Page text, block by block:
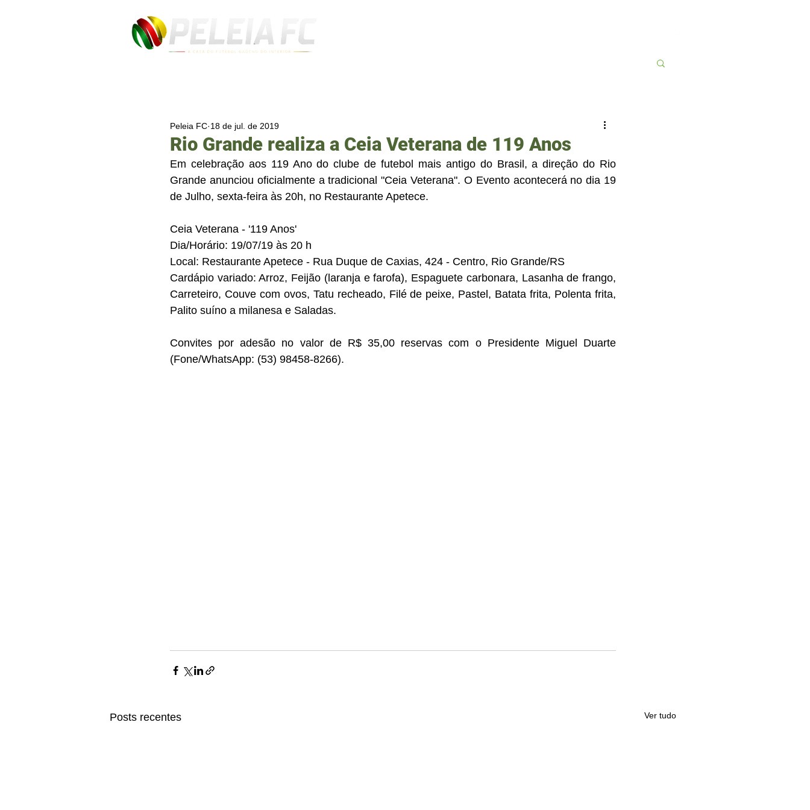
Rio Grande realiza a Ceia Veterana de 119 Anos
Peleia FC 18 de jul. de 2019
Em celebração aos 119 Ano do clube de futebol mais antigo do Brasil, a direção do Rio
Grande anunciou oficialmente a tradicional "Ceia Veterana". O Evento acontecerá no dia 19
de Julho, sexta-feira às 20h, no Restaurante Apetece.
Ceia Veterana - '119 Anos'
Dia/Horário: 19/07/19 às 20 h
Local: Restaurante Apetece - Rua Duque de Caxias, 424 - Centro, Rio Grande/RS
Cardápio variado: Arroz, Feijão (laranja e farofa), Espaguete carbonara, Lasanha de frango,
Carreteiro, Couve com ovos, Tatu recheado, Filé de peixe, Pastel, Batata frita, Polenta frita,
Palito suíno a milanesa e Saladas.
Convites por adesão no valor de R$ 35,00 reservas com o Presidente Miguel Duarte
(Fone/WhatsApp: (53) 98458-8266).
Posts recentes Ver tudo